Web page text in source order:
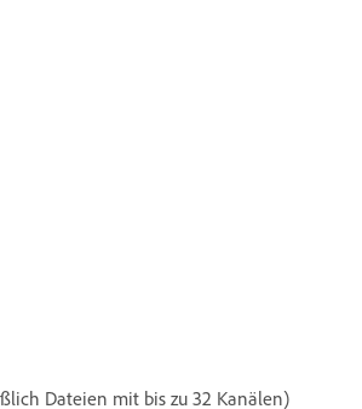
Dateien mit bis zu 32 Kanälen)